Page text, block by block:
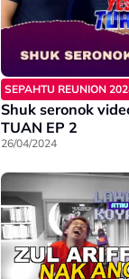
SEPAHTU REUNION
Shuk seronok
TUAN EP 2
26/04/2024